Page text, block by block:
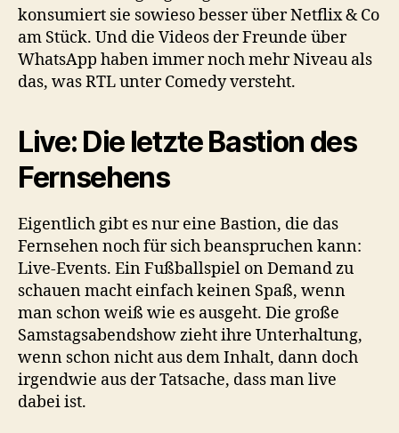
konsumiert sie sowieso besser über Netflix & Co
am Stück. Und die Videos der Freunde über
WhatsApp haben immer noch mehr Niveau als
das, was RTL unter Comedy versteht.
Live: Die letzte Bastion des
Fernsehens
Eigentlich gibt es nur eine Bastion, die das
Fernsehen noch für sich beanspruchen kann:
Live-Events. Ein Fußballspiel on Demand zu
schauen macht einfach keinen Spaß, wenn
man schon weiß wie es ausgeht. Die große
Samstagsabendshow zieht ihre Unterhaltung,
wenn schon nicht aus dem Inhalt, dann doch
irgendwie aus der Tatsache, dass man live
dabei ist.